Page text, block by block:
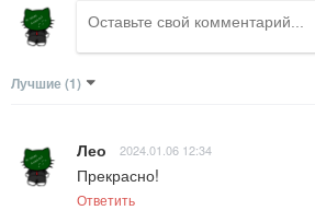
Лучшие (1)
Лео 2024.01.06 12:34
Прекрасно!
Ответить